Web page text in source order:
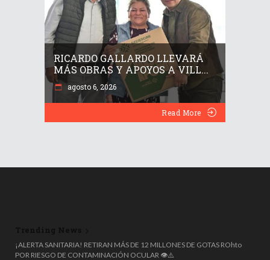
RICARDO GALLARDO LLEVARÁ
MÁS OBRAS Y APOYOS A VILL...
agosto 6, 2026
Read More
🧼♻️ ¡NO LO TIRES AL DRENAJE! LA UNAM CONVIERTE ACEITE USADO
EN JABÓN ECOLÓGICO